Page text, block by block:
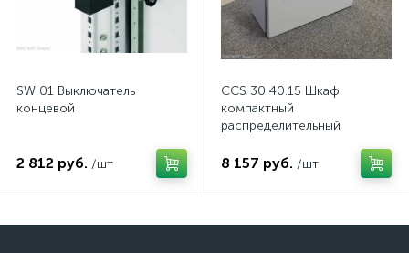
SW 01 Выключатель
концевой
2 812 руб. /шт
CCS 30.40.15 Шкаф
компактный
распределительный
8 157 руб. /шт